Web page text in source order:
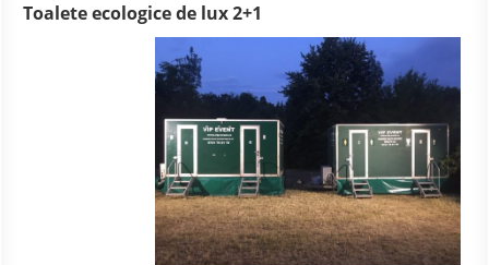
Toalete ecologice de lux 2+1